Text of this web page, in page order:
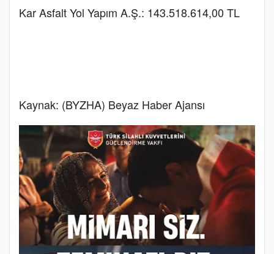
Kar Asfalt Yol Yapım A.Ş.: 143.518.614,00 TL
Kaynak: (BYZHA) Beyaz Haber Ajansı